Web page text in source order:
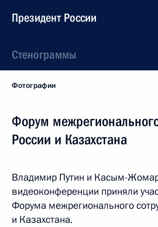
Президент России
Стенограммы
Фотографии
Форум
России и Казахстана
Владимир Путин и Касым-
видеоконференции приняли
Форума межрегионального
и Казахстана.